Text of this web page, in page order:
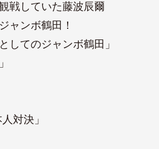
戦していた藤波辰爾
ャンボ鶴田！
してのジャンボ鶴田」
対決」